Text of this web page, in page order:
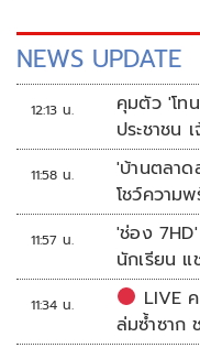
NEWS UPDATE
12:13 น.
คุมตัว 'โท
ประชาชน
11:58 น.
'บ้านตลาด
โชว์ความ
11:57 น.
'ช่อง
นักเรียน
หญิงครั้ง
11:34 น.
LIVE
ล่มซ้ำซาก